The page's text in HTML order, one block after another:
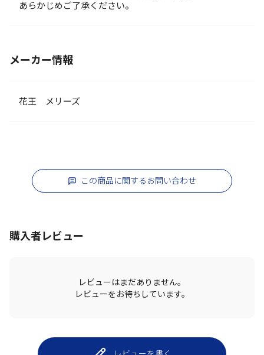
あらかじめご了承ください。
メーカー情報
花王 メリーズ
この商品に関するお問い合わせ
購入者レビュー
レビューはまだありません。
レビューをお待ちしています。